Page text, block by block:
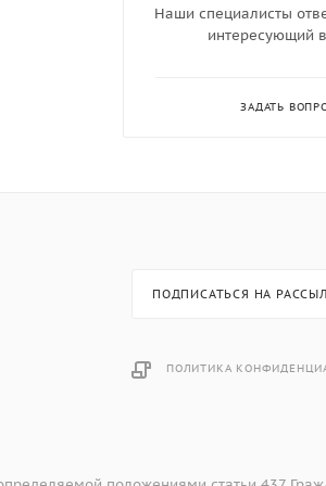
Наши специалисты
интересующий
ЗАДАТЬ
ПОДПИСАТЬСЯ НА
ПОЛИТИКА